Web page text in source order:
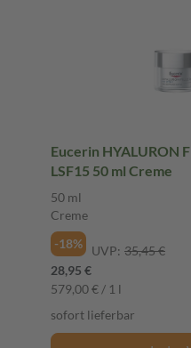
Eucerin HYALURON
LSF15 50 ml Creme
50 ml
Creme
-18%
UVP: 35,45 €
28,95 €
579,00 € / 1 l
sofort lieferbar